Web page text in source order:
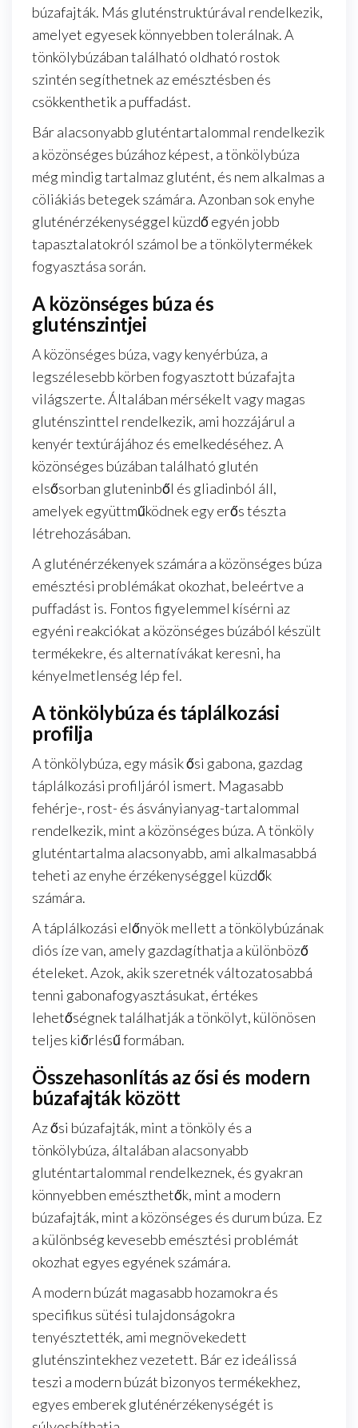
búzafajták. Más gluténstruktúrával rendelkezik,
amelyet egyesek könnyebben tolerálnak. A
tönkölybúzában található oldható rostok
szintén segíthetnek az emésztésben és
csökkenthetik a puffadást.
Bár alacsonyabb gluténtartalommal rendelkezik
a közönséges búzához képest, a tönkölybúza
még mindig tartalmaz glutént, és nem alkalmas a
cöliákiás betegek számára. Azonban sok enyhe
gluténérzékenységgel küzdő egyén jobb
tapasztalatokról számol be a tönkölytermékek
fogyasztása során.
A közönséges búza és
gluténszintjei
A közönséges búza, vagy kenyérbúza, a
legszélesebb körben fogyasztott búzafajta
világszerte. Általában mérsékelt vagy magas
gluténszinttel rendelkezik, ami hozzájárul a
kenyér textúrájához és emelkedéséhez. A
közönséges búzában található glutén
elsősorban gluteninből és gliadinból áll,
amelyek együttműködnek egy erős tészta
létrehozásában.
A gluténérzékenyek számára a közönséges búza
emésztési problémákat okozhat, beleértve a
puffadást is. Fontos figyelemmel kísérni az
egyéni reakciókat a közönséges búzából készült
termékekre, és alternatívákat keresni, ha
kényelmetlenség lép fel.
A tönkölybúza és táplálkozási
profilja
A tönkölybúza, egy másik ősi gabona, gazdag
táplálkozási profiljáról ismert. Magasabb
fehérje-, rost- és ásványianyag-tartalommal
rendelkezik, mint a közönséges búza. A tönköly
gluténtartalma alacsonyabb, ami alkalmasabbá
teheti az enyhe érzékenységgel küzdők
számára.
A táplálkozási előnyök mellett a tönkölybúzának
diós íze van, amely gazdagíthatja a különböző
ételeket. Azok, akik szeretnék változatosabbá
tenni gabonafogyasztásukat, értékes
lehetőségnek találhatják a tönkölyt, különösen
teljes kiőrlésű formában.
Összehasonlítás az ősi és modern
búzafajták között
Az ősi búzafajták, mint a tönköly és a
tönkölybúza, általában alacsonyabb
gluténtartalommal rendelkeznek, és gyakran
könnyebben emészthetők, mint a modern
búzafajták, mint a közönséges és durum búza. Ez
a különbség kevesebb emésztési problémát
okozhat egyes egyének számára.
A modern búzát magasabb hozamokra és
specifikus sütési tulajdonságokra
tenyésztették, ami megnövekedett
gluténszintekhez vezetett. Bár ez ideálissá
teszi a modern búzát bizonyos termékekhez,
egyes emberek gluténérzékenységét is